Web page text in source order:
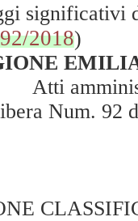
significativi
2018)
Atti
Num. 92